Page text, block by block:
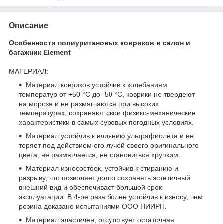
Описание
Особенности полиуритановых ковриков в салон и
багажник Element
МАТЕРИАЛ:
Материал ковриков устойчив к колебаниям
температур от +50 °С до -50 °С, коврики не твердеют
на морозе и не размягчаются при высоких
температурах, сохраняют свои физико-механические
характеристики в самых суровых погодных условиях.
Материал устойчив к влиянию ультрафиолета и не
теряет под действием его лучей своего оригинального
цвета, не размягчается, не становиться хрупким.
Материал износостоек, устойчив к стиранию и
разрыву, что позволяет долго сохранять эстетичный
внешний вид и обеспечивает большой срок
эксплуатации. В 4-ре раза более устойчив к износу, чем
резина доказано испытаниями ООО НИИРП.
Материал эластичен, отсутствует остаточная